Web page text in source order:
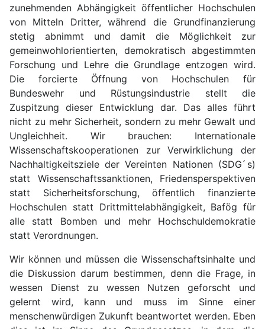
zunehmenden Abhängigkeit öffentlicher Hochschulen
von Mitteln Dritter, während die Grundfinanzierung
stetig abnimmt und damit die Möglichkeit zur
gemeinwohlorientierten, demokratisch abgestimmten
Forschung und Lehre die Grundlage entzogen wird.
Die forcierte Öffnung von Hochschulen für
Bundeswehr und Rüstungsindustrie stellt die
Zuspitzung dieser Entwicklung dar. Das alles führt
nicht zu mehr Sicherheit, sondern zu mehr Gewalt und
Ungleichheit. Wir brauchen: Internationale
Wissenschaftskooperationen zur Verwirklichung der
Nachhaltigkeitsziele der Vereinten Nationen (SDG ́s)
statt Wissenschaftssanktionen, Friedensperspektiven
statt Sicherheitsforschung, öffentlich finanzierte
Hochschulen statt Drittmittelabhängigkeit, Bafög für
alle statt Bomben und mehr Hochschuldemokratie
statt Verordnungen.
Wir können und müssen die Wissenschaftsinhalte und
die Diskussion darum bestimmen, denn die Frage, in
wessen Dienst zu wessen Nutzen geforscht und
gelernt wird, kann und muss im Sinne einer
menschenwürdigen Zukunft beantwortet werden. Eben